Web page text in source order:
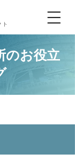
ト
の​お役立